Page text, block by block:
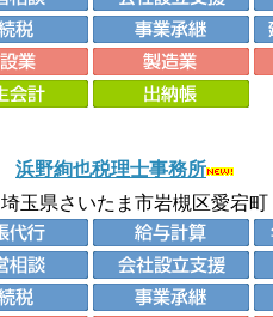
浜野絢也税理士事務所
埼玉県さいたま市岩槻区愛宕